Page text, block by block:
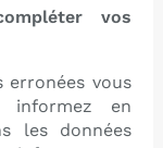
vos
erronées vous
informez en
les données